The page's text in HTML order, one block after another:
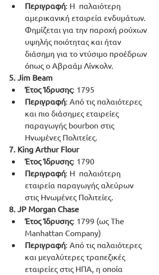
Περιγραφή: Η  παλαιότερη
αμερικανική εταιρεία ενδυμάτων.
Φημίζεται για την παροχή ρούχων
υψηλής ποιότητας και ήταν
διάσημη για το ντύσιμο προέδρων
όπως ο Αβραάμ Λίνκολν.
5. Jim Beam
Έτος Ίδρυσης: 1795
Περιγραφή: Από τις παλαιότερες
και πιο διάσημες εταιρείες
παραγωγής bourbon στις
Ηνωμένες Πολιτείες.
7. King Arthur Flour
Έτος Ίδρυσης: 1790
Περιγραφή: Η  παλαιότερη
εταιρεία παραγωγής αλεύρων
στις Ηνωμένες Πολιτείες.
8. JP Morgan Chase
Έτος Ίδρυσης: 1799 (ως The
Manhattan Company)
Περιγραφή: Από τις παλαιότερες
και μεγαλύτερες τραπεζικές
εταιρείες στις ΗΠΑ, η οποία